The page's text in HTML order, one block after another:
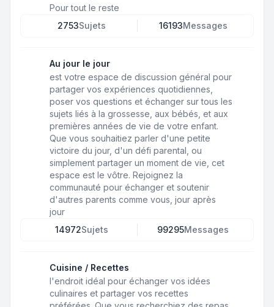
Pour tout le reste
2753Sujets 16193Messages
Au jour le jour
est votre espace de discussion général pour
partager vos expériences quotidiennes,
poser vos questions et échanger sur tous les
sujets liés à la grossesse, aux bébés, et aux
premières années de vie de votre enfant.
Que vous souhaitiez parler d'une petite
victoire du jour, d'un défi parental, ou
simplement partager un moment de vie, cet
espace est le vôtre. Rejoignez la
communauté pour échanger et soutenir
d'autres parents comme vous, jour après
jour
14972Sujets 99295Messages
Cuisine / Recettes
l'endroit idéal pour échanger vos idées
culinaires et partager vos recettes